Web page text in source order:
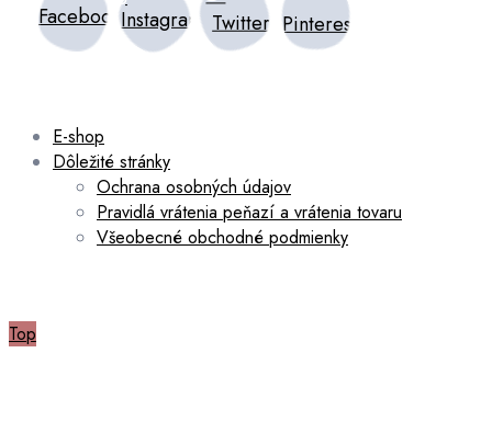
FacebookInstagram Twitter Pinterest
E-shop
Dôležité stránky
Ochrana osobných údajov
Pravidlá vrátenia peňazí a vrátenia tovaru
Všeobecné obchodné podmienky
Top